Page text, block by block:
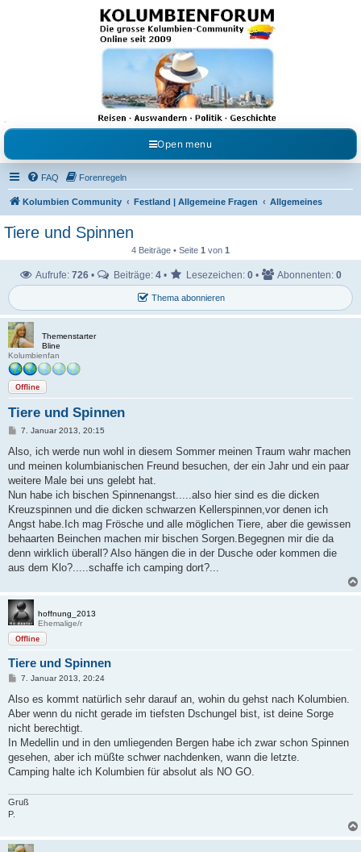
Kolumbienforum - Das
grosse Forum der
Freunde Kolumbiens
Reisen, Auswandern, Kultur, Politik, Geschichte und Visum in Kolumbien und Venezuela.
Austausch, Erfahrungen und Gemeinschaft im Kolumbienforum
Open menu
FAQ Forenregeln
Kolumbien Community Festland | Allgemeine Fragen Allgemeines
Tiere und Spinnen
4 Beiträge • Seite 1 von 1
Thema abonnieren
Aufrufe: 726 • Beiträge: 4 • Lesezeichen: 0 • Abonnenten: 0
Themenstarter
Bline
Kolumbienfan
Offline
Tiere und Spinnen
B
i
r
a
7. Januar 2013, 20:15
Also, ich werde nun wohl in diesem Sommer meinen Traum wahr machen
und meinen kolumbianischen Freund besuchen, der ein Jahr und ein paar
weitere Male bei uns gelebt hat.
Nun habe ich bischen Spinnenangst.....also hier sind es die dicken
Kreuzspinnen und die dicken schwarzen Kellerspinnen,vor denen ich
Angst habe.Ich mag Frösche und alle möglichen Tiere, aber die gewissen
behaarten Beinchen machen mir bischen Sorgen.Begegnen mir die da
denn wirklich überall? Also hängen die in der Dusche oder kommen die
aus dem Klo?.....schaffe ich camping dort?...
hoffnung_2013
Ehemalige/r
Offline
Tiere und Spinnen
B
i
r
a
7. Januar 2013, 20:24
Also es kommt natürlich sehr darauf an, wohin du gehst nach Kolumbien.
Aber wenn du nicht gerade im tiefsten Dschungel bist, ist deine Sorge
nicht berechtigt.
In Medellin und in den umliegenden Bergen habe ich zwar schon Spinnen
gesehen, aber ich müßte schwer nachdenken, wann die letzte.
Camping halte ich Kolumbien für absolut als NO GO.
Gruß
P.